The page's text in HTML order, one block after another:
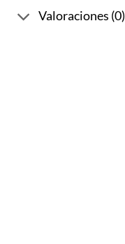
Valoraciones (0)